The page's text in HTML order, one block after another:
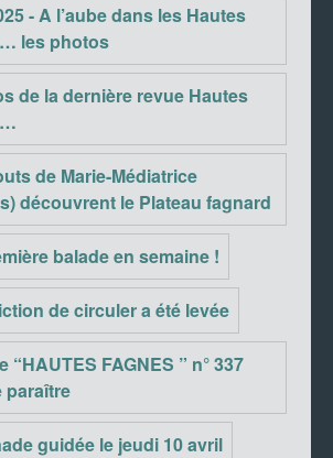
- A l’aube dans les Hautes
les photos
de la dernière revue Hautes
de Marie-Médiatrice
découvrent le Plateau fagnard
balade en semaine !
de circuler a été levée
“HAUTES FAGNES ” n° 337
paraître
guidée le jeudi 10 avril